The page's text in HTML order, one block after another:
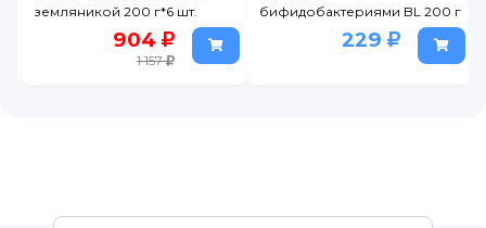
земляникой 200 г*6 шт.
904
1 157
бифидобактериями BL 200 г
229